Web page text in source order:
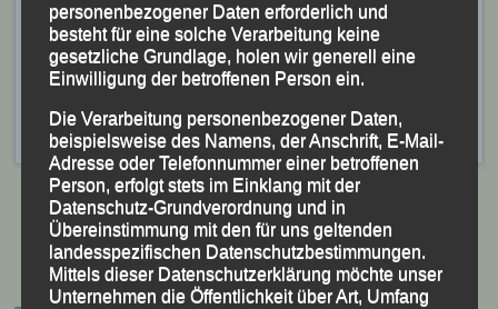
auf der Straße um dann Ende März seinen nächsten
Marathon zu bestreiten.
Veröffentlichtin Aktuelles,Archiv 2020|Markiert mit
Crossmeisterschaft,Guernsey (UK),Günter Zahn,Richard
Friedrich
Beitragsnavigation
personenbezogener Daten erforderlich und
besteht für eine solche Verarbeitung keine
gesetzliche Grundlage, holen wir generell eine
Einwilligung der betroffenen Person ein.
Die Verarbeitung personenbezogener Daten,
beispielsweise des Namens, der Anschrift, E-Mail-
Adresse oder Telefonnummer einer betroffenen
Person, erfolgt stets im Einklang mit der
Datenschutz-Grundverordnung und in
Übereinstimmung mit den für uns geltenden
landesspezifischen Datenschutzbestimmungen.
Mittels dieser Datenschutzerklärung möchte unser
Unternehmen die Öffentlichkeit über Art, Umfang